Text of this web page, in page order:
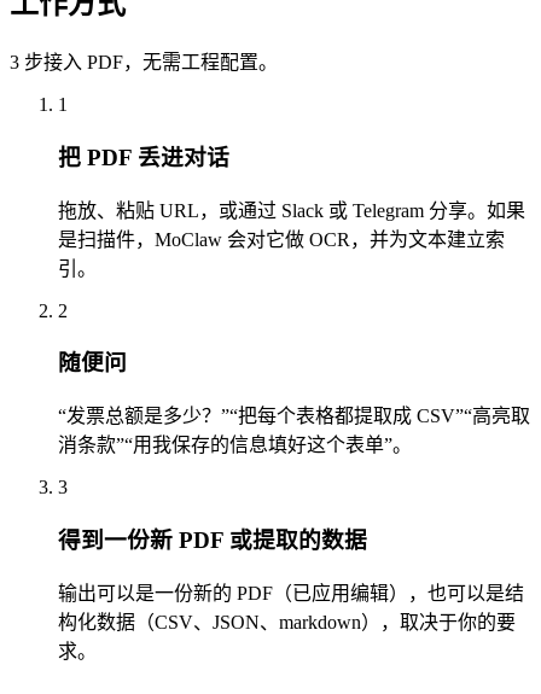
3 步接入 PDF，无需工程配置。
1
把 PDF 丢进对话
拖放、粘贴 URL，或通过 Slack 或 Telegram 分享。如果
是扫描件，MoClaw 会对它做 OCR，并为文本建立索
引。
2
随便问
“发票总额是多少？”“把每个表格都提取成 CSV”“高亮取
消条款”“用我保存的信息填好这个表单”。
3
得到一份新 PDF 或提取的数据
输出可以是一份新的 PDF（已应用编辑），也可以是结
构化数据（CSV、JSON、markdown），取决于你的要
求。